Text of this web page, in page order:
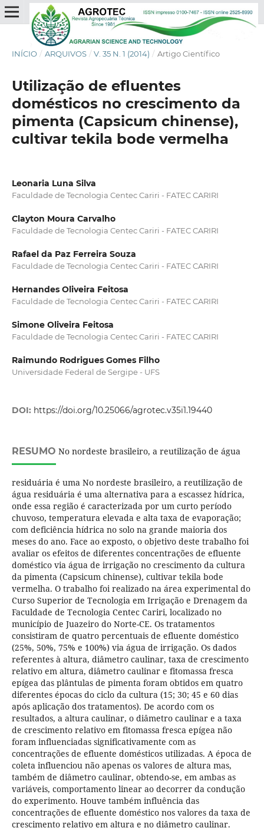
INÍCIO / ARQUIVOS / V. 35 N. 1 (2014) / Artigo Científico
Utilização de efluentes
domésticos no crescimento da
pimenta (Capsicum chinense),
cultivar tekila bode vermelha
Leonaria Luna Silva
Faculdade de Tecnologia Centec Cariri - FATEC CARIRI
Clayton Moura Carvalho
Faculdade de Tecnologia Centec Cariri - FATEC CARIRI
Rafael da Paz Ferreira Souza
Faculdade de Tecnologia Centec Cariri - FATEC CARIRI
Hernandes Oliveira Feitosa
Faculdade de Tecnologia Centec Cariri - FATEC CARIRI
Simone Oliveira Feitosa
Faculdade de Tecnologia Centec Cariri - FATEC CARIRI
Raimundo Rodrigues Gomes Filho
Universidade Federal de Sergipe - UFS
DOI: https://doi.org/10.25066/agrotec.v35i1.19440
RESUMO No nordeste brasileiro, a reutilização de água
residuária é uma No nordeste brasileiro, a reutilização de
água residuária é uma alternativa para a escassez hídrica,
onde essa região é caracterizada por um curto período
chuvoso, temperatura elevada e alta taxa de evaporação;
com deficiência hídrica no solo na grande maioria dos
meses do ano. Face ao exposto, o objetivo deste trabalho foi
avaliar os efeitos de diferentes concentrações de efluente
doméstico via água de irrigação no crescimento da cultura
da pimenta (Capsicum chinense), cultivar tekila bode
vermelha. O trabalho foi realizado na área experimental do
Curso Superior de Tecnologia em Irrigação e Drenagem da
Faculdade de Tecnologia Centec Cariri, localizado no
município de Juazeiro do Norte-CE. Os tratamentos
consistiram de quatro percentuais de efluente doméstico
(25%, 50%, 75% e 100%) via água de irrigação. Os dados
referentes à altura, diâmetro caulinar, taxa de crescimento
relativo em altura, diâmetro caulinar e fitomassa fresca
epígea das plântulas de pimenta foram obtidos em quatro
diferentes épocas do ciclo da cultura (15; 30; 45 e 60 dias
após aplicação dos tratamentos). De acordo com os
resultados, a altura caulinar, o diâmetro caulinar e a taxa
de crescimento relativo em fitomassa fresca epígea não
foram influenciadas significativamente com as
concentrações de efluente domésticos utilizadas. A época de
coleta influenciou não apenas os valores de altura mas,
também de diâmetro caulinar, obtendo-se, em ambas as
variáveis, comportamento linear ao decorrer da condução
do experimento. Houve também influência das
concentrações de efluente doméstico nos valores da taxa de
crescimento relativo em altura e no diâmetro caulinar.